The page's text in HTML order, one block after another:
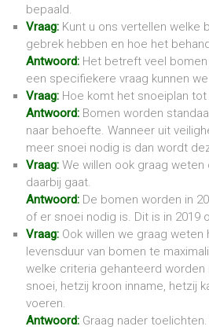
bepaald.
Vraag: Kunt u ons vertellen welke
gebrek hebben en hoe het
Antwoord: Het betreft veel
een specifiekere vraag kunnen
Vraag: Hoe komt het snoeiplan tot
Antwoord: Bomen worden
naar behoefte. Wanneer uit
meer snoei nodig is dan wordt
Vraag:We willen ook graag
daarbij gaat.
Antwoord: De bomen worden in
of er snoei nodig is. Dit is in 2019
Vraag: Ook willen we graag
levensduur van bomen te
welke criteria gehanteerd
snoei, hetzij kroon inname, hetzij
voeren.
Antwoord: Graag nader